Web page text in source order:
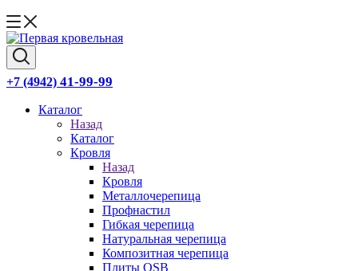
+7 (4942) 41-99-99
Каталог
Назад
Каталог
Кровля
Назад
Кровля
Металлочерепица
Профнастил
Гибкая черепица
Натуральная черепица
Композитная черепица
Плиты OSB